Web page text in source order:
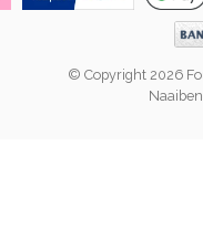
© Copyright 2026